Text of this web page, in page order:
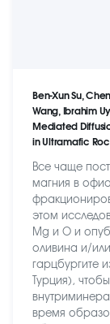
Ben-Xun Su,
Wang, Ibrahim
Mediated
in Ultramafic
Все чаще
магния в
этом
Mg и O и
оливина и/
гарцбургите
Турция),
время